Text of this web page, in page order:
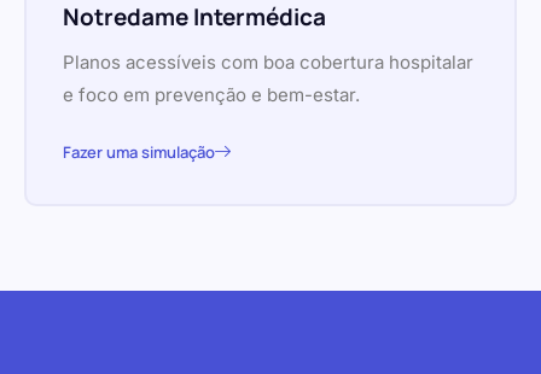
Notredame Intermédica
Planos acessíveis com boa cobertura hospitalar
e foco em prevenção e bem-estar.
Fazer uma simulação